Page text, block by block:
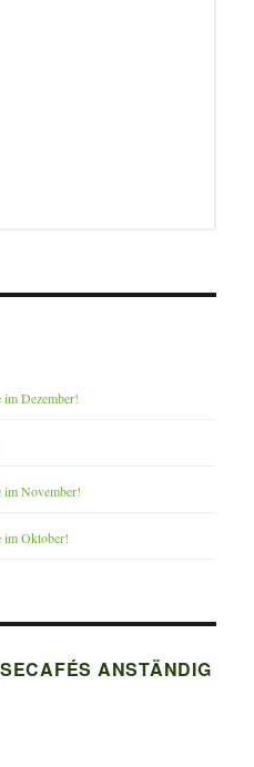
Dezember!
im November!
im Oktober!
ANSTÄNDIG